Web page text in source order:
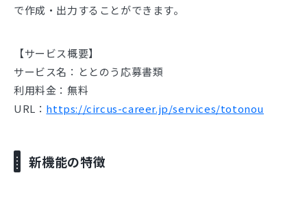
で作成・出力することができます。
【サービス概要】
サービス名：ととのう応募書類
利用料金：無料
URL： https://circus-career.jp/services/totonou
新機能の特徴